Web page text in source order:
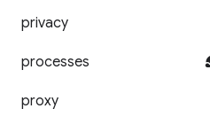
privacy
processes
proxy